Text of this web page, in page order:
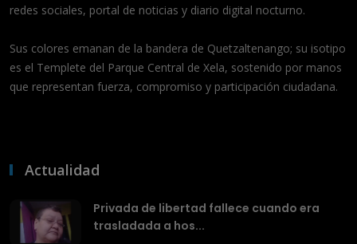
redes sociales, portal de noticias y diario digital nocturno.
Sus colores emanan de la bandera de Quetzaltenango; su isotipo
es el Templete del Parque Central de Xela, sostenido por manos
que representan fuerza, compromiso y participación ciudadana.
Actualidad
Privada de libertad fallece cuando era
trasladada a hos...